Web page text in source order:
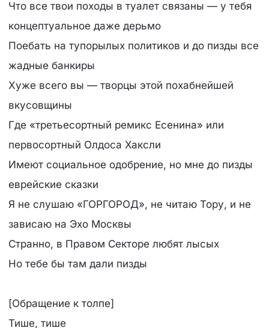
Что все твои походы в туалет связаны — у тебя
концептуальное даже дерьмо
Поебать на тупорылых политиков и до пизды все
жадные банкиры
Хуже всего вы — творцы этой похабнейшей
вкусовщины
Где «третьесортный ремикс Есенина» или
первосортный Олдоса Хаксли
Имеют социальное одобрение, но мне до пизды
еврейские сказки
Я не слушаю «ГОРГОРОД», не читаю Тору, и не
зависаю на Эхо Москвы
Странно, в Правом Секторе любят лысых
Но тебе бы там дали пизды
[Обращение к толпе]
Тише, тише